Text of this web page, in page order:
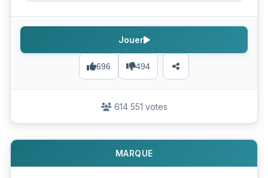
696 494
Jouer
614 551 votes
MARQUE